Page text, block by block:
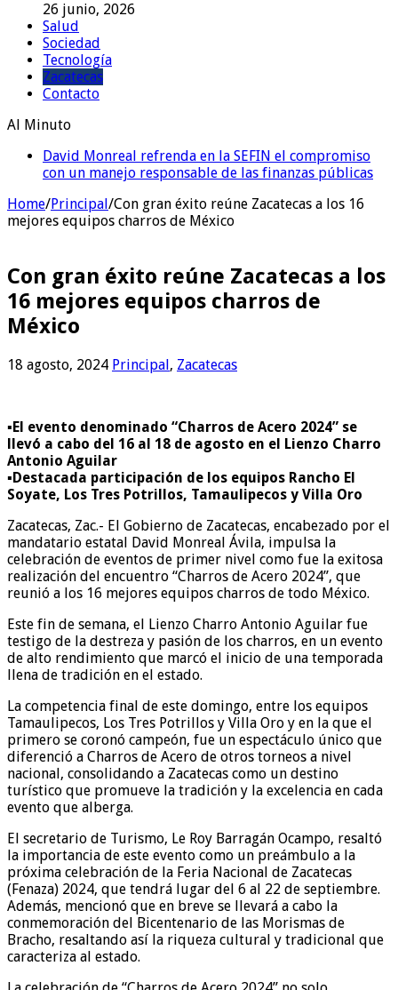
26 junio, 2026
Salud
Sociedad
Tecnología
Zacatecas
Contacto
Al Minuto
David Monreal refrenda en la SEFIN el compromiso
con un manejo responsable de las finanzas públicas
Home/Principal/Con gran éxito reúne Zacatecas a los 16
mejores equipos charros de México
Con gran éxito reúne Zacatecas a los
16 mejores equipos charros de
México
18 agosto, 2024 Principal, Zacatecas
▪️El evento denominado “Charros de Acero 2024” se
llevó a cabo del 16 al 18 de agosto en el Lienzo Charro
Antonio Aguilar
▪️Destacada participación de los equipos Rancho El
Soyate, Los Tres Potrillos, Tamaulipecos y Villa Oro
Zacatecas, Zac.- El Gobierno de Zacatecas, encabezado por el
mandatario estatal David Monreal Ávila, impulsa la
celebración de eventos de primer nivel como fue la exitosa
realización del encuentro “Charros de Acero 2024”, que
reunió a los 16 mejores equipos charros de todo México.
Este fin de semana, el Lienzo Charro Antonio Aguilar fue
testigo de la destreza y pasión de los charros, en un evento
de alto rendimiento que marcó el inicio de una temporada
llena de tradición en el estado.
La competencia final de este domingo, entre los equipos
Tamaulipecos, Los Tres Potrillos y Villa Oro y en la que el
primero se coronó campeón, fue un espectáculo único que
diferenció a Charros de Acero de otros torneos a nivel
nacional, consolidando a Zacatecas como un destino
turístico que promueve la tradición y la excelencia en cada
evento que alberga.
El secretario de Turismo, Le Roy Barragán Ocampo, resaltó
la importancia de este evento como un preámbulo a la
próxima celebración de la Feria Nacional de Zacatecas
(Fenaza) 2024, que tendrá lugar del 6 al 22 de septiembre.
Además, mencionó que en breve se llevará a cabo la
conmemoración del Bicentenario de las Morismas de
Bracho, resaltando así la riqueza cultural y tradicional que
caracteriza al estado.